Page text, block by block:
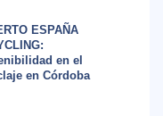
ESPAÑA
en el
en Córdoba